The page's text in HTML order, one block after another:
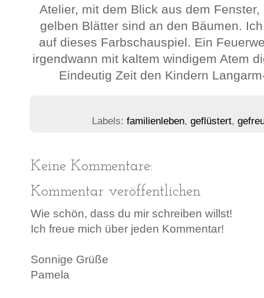
Atelier, mit dem Blick aus dem
gelben Blätter sind an den Bäumen.
auf dieses Farbschauspiel. Ein
irgendwann mit kaltem windigem Atem
Eindeutig Zeit den Kindern
Labels:familienleben,geflüstert,
Keine Kommentare:
Kommentar veröffentlichen
Wie schön, dass du mir schreiben willst!
Ich freue mich über jeden Kommentar!
Sonnige Grüße
Pamela